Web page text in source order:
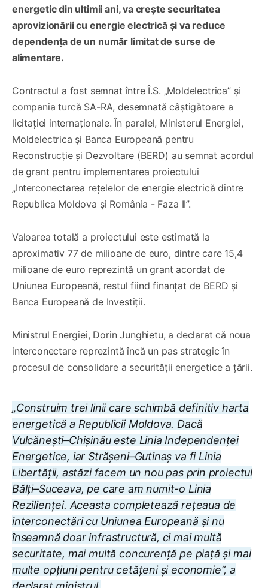
energetic din ultimii ani, va crește securitatea
aprovizionării cu energie electrică și va reduce
dependența de un număr limitat de surse de
alimentare.
Contractul a fost semnat între Î.S. „Moldelectrica” și
compania turcă SA-RA, desemnată câștigătoare a
licitației internaționale. În paralel, Ministerul Energiei,
Moldelectrica și Banca Europeană pentru
Reconstrucție și Dezvoltare (BERD) au semnat acordul
de grant pentru implementarea proiectului
„Interconectarea rețelelor de energie electrică dintre
Republica Moldova și România - Faza II”.
Valoarea totală a proiectului este estimată la
aproximativ 77 de milioane de euro, dintre care 15,4
milioane de euro reprezintă un grant acordat de
Uniunea Europeană, restul fiind finanțat de BERD și
Banca Europeană de Investiții.
Ministrul Energiei, Dorin Junghietu, a declarat că noua
interconectare reprezintă încă un pas strategic în
procesul de consolidare a securității energetice a țării.
„Construim trei linii care schimbă definitiv harta
energetică a Republicii Moldova. Dacă
Vulcănești–Chișinău este Linia Independenței
Energetice, iar Strășeni–Gutinaș va fi Linia
Libertății, astăzi facem un nou pas prin proiectul
Bălți–Suceava, pe care am numit-o Linia
Rezilienței. Aceasta completează rețeaua de
interconectări cu Uniunea Europeană și nu
înseamnă doar infrastructură, ci mai multă
securitate, mai multă concurență pe piață și mai
multe opțiuni pentru cetățeni și economie”, a